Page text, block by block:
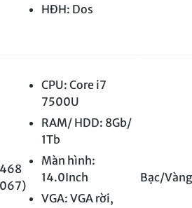
HĐH: Dos
CPU: Core i7
7500U
RAM/ HDD: 8Gb/
1Tb
Màn hình:
14.0Inch
VGA: VGA rời,
Bạc/Vàng